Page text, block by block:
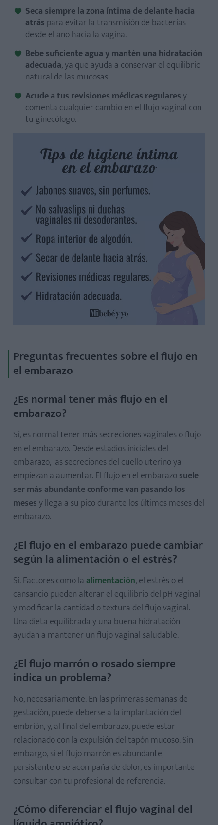
Seca siempre la zona íntima de delante hacia
atrás para evitar la transmisión de bacterias
desde el ano hacia la vagina.
Bebe suficiente agua y mantén una hidratación
adecuada, ya que ayuda a conservar el equilibrio
natural de las mucosas.
Acude a tus revisiones médicas regularesy
comenta cualquier cambio en el flujo vaginal con
tu ginecólogo.
Preguntas frecuentes sobre el flujo en
el embarazo
¿Es normal tener más flujo en el
embarazo?
Sí, es normal tener más secreciones vaginales o flujo
en el embarazo. Desde estadios iniciales del
embarazo, las secreciones del cuello uterino ya
empiezan a aumentar. El flujo en el embarazosuele
ser más abundante conforme van pasando los
mesesy llega a su pico durante los últimos meses del
embarazo.
¿El flujo en el embarazo puede cambiar
según la alimentación o el estrés?
Sí. Factores como laalimentación, el estrés o el
cansancio pueden alterar el equilibrio del pH vaginal
y modificar la cantidad o textura del flujo vaginal.
Una dieta equilibrada y una buena hidratación
ayudan a mantener un flujo vaginal saludable.
¿El flujo marrón o rosado siempre
indica un problema?
No, necesariamente. En las primeras semanas de
gestación, puede deberse a la implantación del
embrión, y, al final del embarazo, puede estar
relacionado con la expulsión del tapón mucoso. Sin
embargo, si el flujo marrón es abundante,
persistente o se acompaña de dolor, es importante
consultar con tu profesional de referencia.
¿Cómo diferenciar el flujo vaginal del